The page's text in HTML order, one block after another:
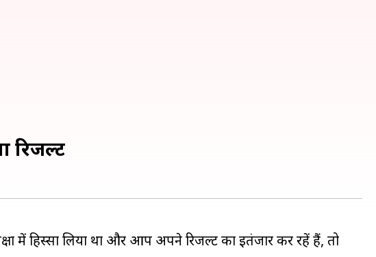
रिजल्ट
में हिस्सा लिया था और आप अपने रिजल्ट का इतंजार कर रहें हैं, तो